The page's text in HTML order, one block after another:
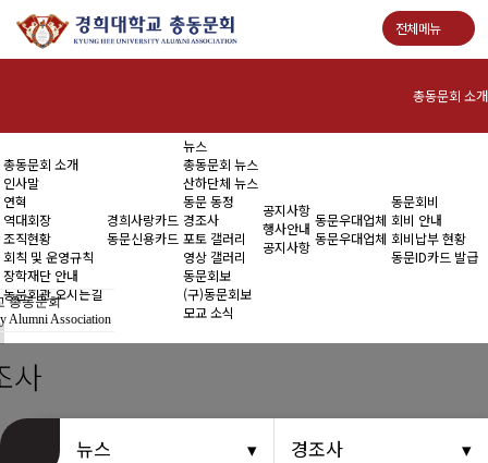
전체메뉴
총동문회 소개
인사말
연혁
역대회장
조직현황
회칙 및 운영규칙
장학재단 안내
동문회관 오시는길
총동문회 소개
인사말
연혁
역대회장
조직현황
회칙 및 운영규칙
장학재단 안내
동문회관 오시는길
경희사랑카드
동문신용카드
뉴스
총동문회 뉴스
산하단체 뉴스
동문 동정
경조사
포토 갤러리
영상 갤러리
동문회보
(구)동문회보
모교 소식
공지사항
행사안내
공지사항
동문우대업체
동문우대업체
동문회비
회비 안내
회비납부 현황
동문ID카드 발급
총동문회
Alumni Association
사
뉴스 경조사